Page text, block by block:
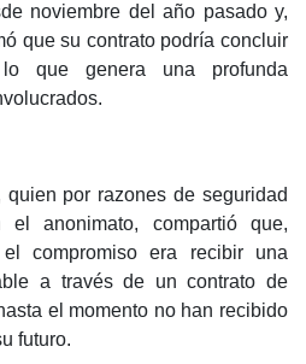
noviembre del año pasado y,
que su contrato podría concluir
que genera una profunda
por razones de seguridad
el anonimato, compartió que,
compromiso era recibir una
a través de un contrato de
el momento no han recibido
futuro.